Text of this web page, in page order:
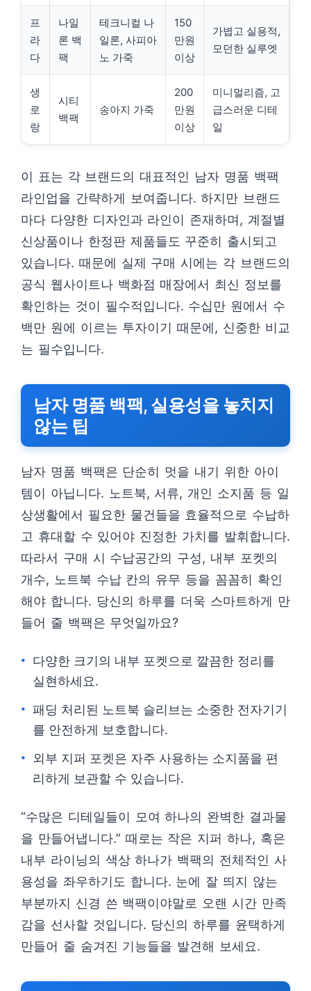
프
라
다
나일
론 백
팩
테크니컬 나
일론, 사피아
노 가죽
150
만원
이상
가볍고 실용적,
모던한 실루엣
생
로
랑
시티
백팩
송아지 가죽
200
만원
이상
미니멀리즘, 고
급스러운 디테
일
이 표는 각 브랜드의 대표적인 남자 명품 백팩
라인업을 간략하게 보여줍니다. 하지만 브랜드
마다 다양한 디자인과 라인이 존재하며, 계절별
신상품이나 한정판 제품들도 꾸준히 출시되고
있습니다. 때문에 실제 구매 시에는 각 브랜드의
공식 웹사이트나 백화점 매장에서 최신 정보를
확인하는 것이 필수적입니다. 수십만 원에서 수
백만 원에 이르는 투자이기 때문에, 신중한 비교
는 필수입니다.
남자 명품 백팩, 실용성을 놓치지
않는 팁
남자 명품 백팩은 단순히 멋을 내기 위한 아이
템이 아닙니다. 노트북, 서류, 개인 소지품 등 일
상생활에서 필요한 물건들을 효율적으로 수납하
고 휴대할 수 있어야 진정한 가치를 발휘합니다.
따라서 구매 시 수납공간의 구성, 내부 포켓의
개수, 노트북 수납 칸의 유무 등을 꼼꼼히 확인
해야 합니다. 당신의 하루를 더욱 스마트하게 만
들어 줄 백팩은 무엇일까요?
다양한 크기의 내부 포켓으로 깔끔한 정리를
실현하세요.
패딩 처리된 노트북 슬리브는 소중한 전자기기
를 안전하게 보호합니다.
외부 지퍼 포켓은 자주 사용하는 소지품을 편
리하게 보관할 수 있습니다.
“수많은 디테일들이 모여 하나의 완벽한 결과물
을 만들어냅니다.” 때로는 작은 지퍼 하나, 혹은
내부 라이닝의 색상 하나가 백팩의 전체적인 사
용성을 좌우하기도 합니다. 눈에 잘 띄지 않는
부분까지 신경 쓴 백팩이야말로 오랜 시간 만족
감을 선사할 것입니다. 당신의 하루를 윤택하게
만들어 줄 숨겨진 기능들을 발견해 보세요.